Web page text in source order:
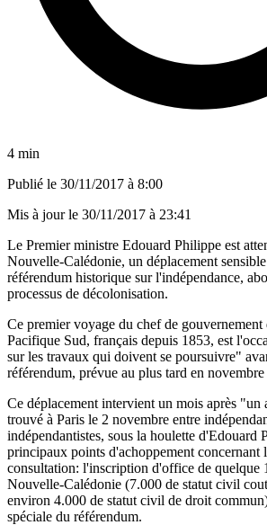
4 min
Publié le 30/11/2017 à 8:00
Mis à jour le 30/11/2017 à 23:41
Le Premier ministre Edouard Philippe est
Nouvelle-Calédonie, un déplacement
référendum historique sur l'indépendance,
processus de décolonisation.
Ce premier voyage du chef de gouvernement
Pacifique Sud, français depuis 1853, est
sur les travaux qui doivent se poursuivre"
référendum, prévue au plus tard en
Ce déplacement intervient un mois après
trouvé à Paris le 2 novembre entre
indépendantistes, sous la houlette d'Edouard
principaux points d'achoppement concernant
consultation: l'inscription d'office de quelque
Nouvelle-Calédonie (7.000 de statut civil
environ 4.000 de statut civil de droit
spéciale du référendum.